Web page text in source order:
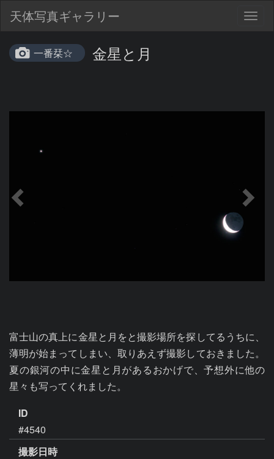
天体写真ギャラリー
一番栞☆ 金星と月
富士山の真上に金星と月をと撮影場所を探してるうちに、
薄明が始まってしまい、取りあえず撮影しておきました。
夏の銀河の中に金星と月があるおかげで、予想外に他の
星々も写ってくれました。
ID
#4540
撮影日時